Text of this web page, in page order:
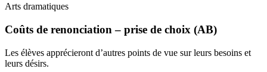
Arts dramatiques
Coûts de renonciation – prise de choix (AB)
Les élèves apprécieront d’autres points de vue sur leurs besoins et
leurs désirs.